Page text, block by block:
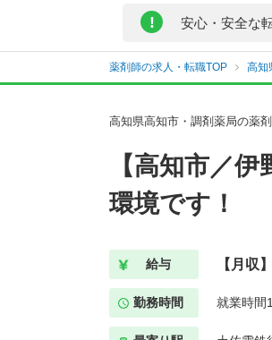
! 安心・安全な
薬剤師の求人・転職TOP 高知
高知県高知市・調剤薬局の薬
【高知市／
環境です！
給与 【月収
勤務時間 就業時間